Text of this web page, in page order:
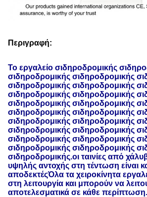
Περιγραφή:
Το εργαλείο σιδηροδρομικής
σιδηροδρομικής σιδηροδρομικής
σιδηροδρομικής σιδηροδρομικής
σιδηροδρομικής σιδηροδρομικής
σιδηροδρομικής σιδηροδρομικής
σιδηροδρομικής σιδηροδρομικής
σιδηροδρομικής σιδηροδρομικής
σιδηροδρομικής σιδηροδρομικής
σιδηροδρομικής σιδηροδρομικής
σιδηροδρομικής σιδηροδρομικής
σιδηροδρομικής.οι ταινίες από
υψηλής αντοχής στη τέντωση είναι
αποδεκτέςΌλα τα χειροκίνητα
στη λειτουργία και μπορούν να
αποτελεσματικά σε κάθε περίπτωση.